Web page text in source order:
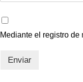
Mediante el registro
Enviar